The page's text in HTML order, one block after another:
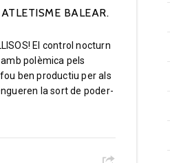
BALEAR.
El control nocturn
polèmica pels
ben productiu per als
la sort de poder-